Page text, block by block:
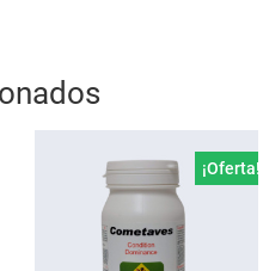
¡Oferta!